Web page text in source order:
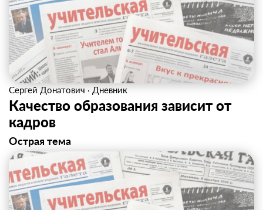
Сергей Донатович · Дневник
Качество образования зависит от
кадров
Острая тема